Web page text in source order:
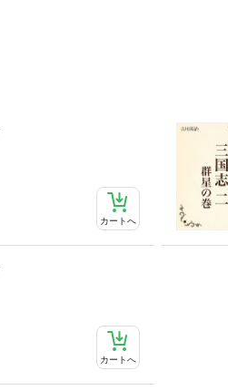
カートへ
カートへ